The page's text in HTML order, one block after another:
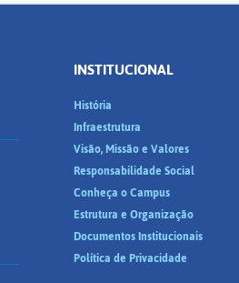
INSTITUCIONAL
História
Infraestrutura
Visão, Missão e Valores
Responsabilidade Social
Conheça o Campus
Estrutura e Organização
Documentos Institucionais
Política de Privacidade